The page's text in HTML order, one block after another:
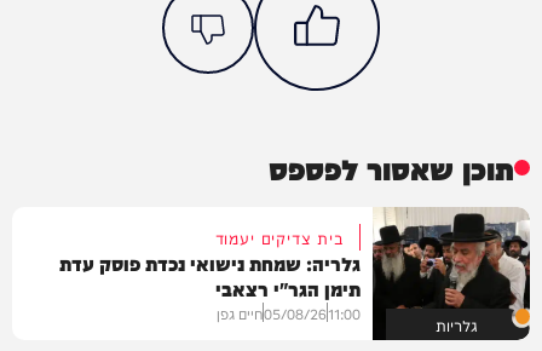
תוכן שאסור לפספס
גלריות
בית צדיקים יעמוד
גלריה: שמחת נישואי נכדת פוסק עדת
תימן הגר"י רצאבי
11:00
05/08/26חיים גפן